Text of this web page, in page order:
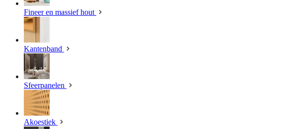
Fineer en massief hout
Kantenband
Sfeerpanelen
Akoestiek